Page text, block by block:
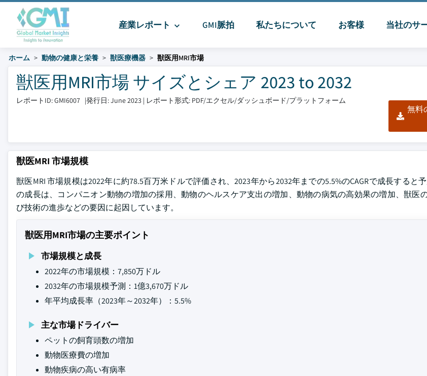
産業レポート GMI脈拍 私たちについて お客様 当社のサ
ホーム 動物の健康と栄養 獣医療機器 獣医用MRI市場
獣医用MRI市場 サイズとシェア 2023 to 2032
レポートID: GMI6007 |発行日: June 2023 | レポート形式: PDF/エクセル/ダッシュボード/プラットフォーム
無料
獣医MRI 市場規模
獣医MRI 市場規模は2022年に約78.5百万米ドルで評価され、2023年から2032年までの5.5%のCAGRで成長すると
の成長は、コンパニオン動物の増加の採用、動物のヘルスケア支出の増加、動物の病気の高効果の増加、獣医
び技術の進歩などの要因に起因しています。
獣医用MRI市場の主要ポイント
市場規模と成長
2022年の市場規模：7,850万ドル
2032年の市場規模予測：1億3,670万ドル
年平均成長率（2023年～2032年）：5.5%
主な市場ドライバー
ペットの飼育頭数の増加
動物医療費の増加
動物疾病の高い有病率